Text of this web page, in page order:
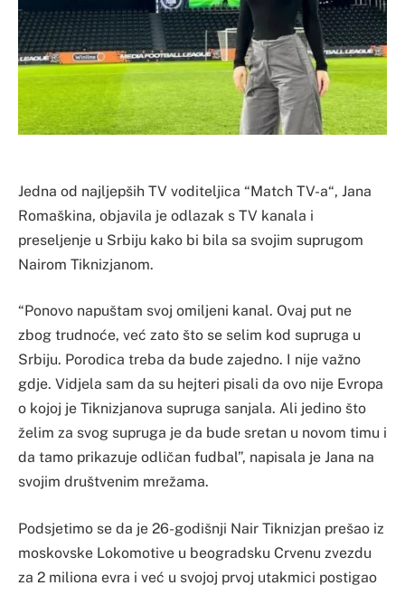
Jedna od najljepših TV voditeljica “Match TV-a“, Jana
Romaškina, objavila je odlazak s TV kanala i
preseljenje u Srbiju kako bi bila sa svojim suprugom
Nairom Tiknizjanom.
“Ponovo napuštam svoj omiljeni kanal. Ovaj put ne
zbog trudnoće, već zato što se selim kod supruga u
Srbiju. Porodica treba da bude zajedno. I nije važno
gdje. Vidjela sam da su hejteri pisali da ovo nije Evropa
o kojoj je Tiknizjanova supruga sanjala. Ali jedino što
želim za svog supruga je da bude sretan u novom timu i
da tamo prikazuje odličan fudbal”, napisala je Jana na
svojim društvenim mrežama.
Podsjetimo se da je 26-godišnji Nair Tiknizjan prešao iz
moskovske Lokomotive u beogradsku Crvenu zvezdu
za 2 miliona evra i već u svojoj prvoj utakmici postigao